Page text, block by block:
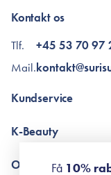
Kontakt os
Tlf.
Mail.
+45 53 70 97
Kundservice
Poängshop - frågor
K-Beauty
Retinol för
Om Surisuri
Få 10%